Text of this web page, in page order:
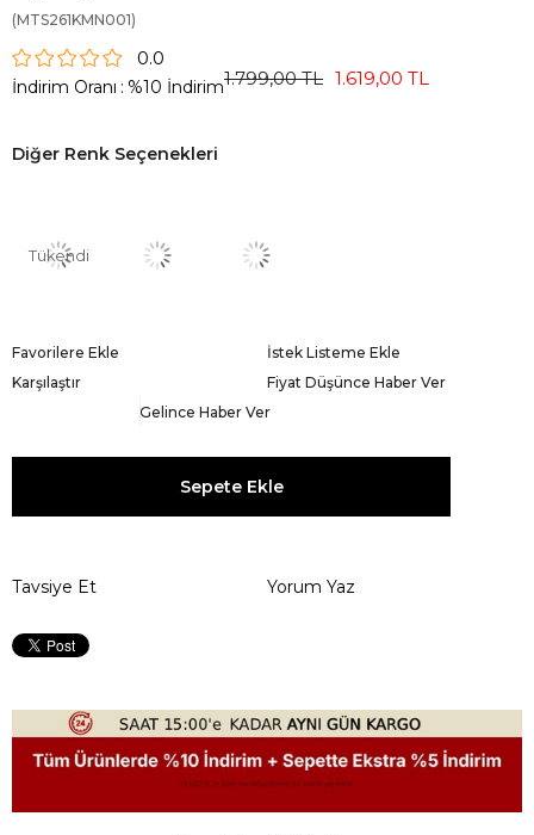
(MTS261KMN001)
0.0
İndirim Oranı : %10 İndirim1.799,00 TL 1.619,00 TL
Diğer Renk Seçenekleri
Tükendi
Favorilere Ekle
İstek Listeme Ekle
Karşılaştır
Fiyat Düşünce Haber Ver
Gelince Haber Ver
Tavsiye Et Yorum Yaz